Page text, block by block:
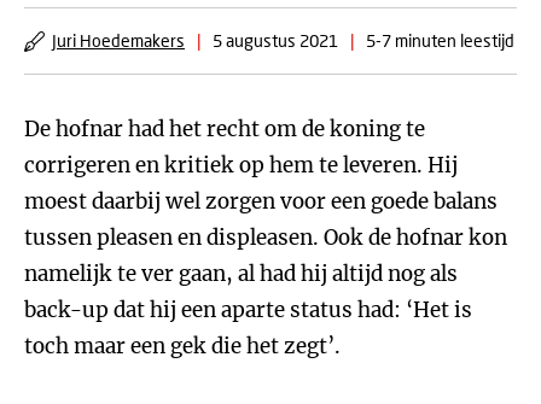
Juri Hoedemakers | 5 augustus 2021 | 5-7 minuten leestijd
De hofnar had het recht om de koning te
corrigeren en kritiek op hem te leveren. Hij
moest daarbij wel zorgen voor een goede balans
tussen pleasen en displeasen. Ook de hofnar kon
namelijk te ver gaan, al had hij altijd nog als
back-up dat hij een aparte status had: ‘Het is
toch maar een gek die het zegt’.